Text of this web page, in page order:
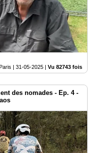
Paris | 31-05-2025 Vu 82743 fois
des nomades - Ep. 4 -